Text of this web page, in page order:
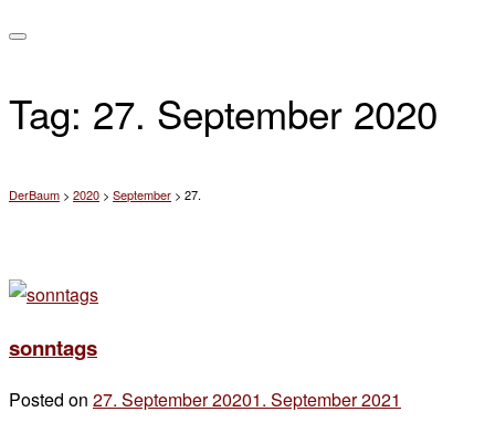
Tag: 27. September 2020
DerBaum > 2020 > September > 27.
sonntags
Posted on 27. September 20201. September 2021